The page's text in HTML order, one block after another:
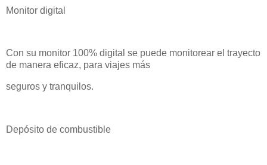
Monitor digital
Con su monitor 100% digital se puede monitorear el trayecto
de manera eficaz, para viajes más
seguros y tranquilos.
Depósito de combustible